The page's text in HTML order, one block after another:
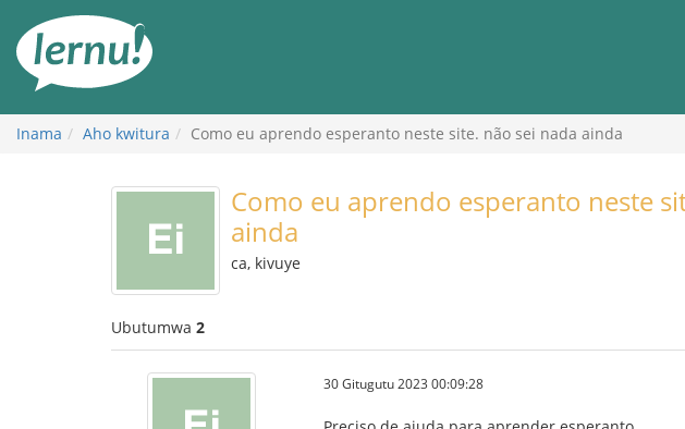
rupapuro
rw'ibirimwo
Inama Aho kwitura Como eu aprendo esperanto neste site. não sei nada ainda
Como eu aprendo esperanto neste
ainda
ca, kivuye
Ubutumwa 2
30 Gitugutu 2023 00:09:28